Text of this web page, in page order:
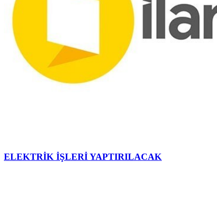
ELEKTRİK İŞLERİ YAPTIRILACAK